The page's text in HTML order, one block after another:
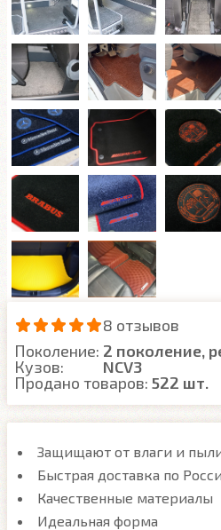
8 отзывов
Поколение: 2 поколение,
Кузов:
NCV3
Продано товаров: 522 шт.
Защищают от влаги и
Быстрая доставка по
Качественные материалы
Идеальная форма